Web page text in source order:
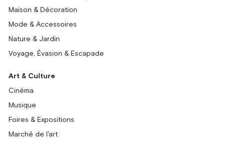
Maison & Décoration
Mode & Accessoires
Nature & Jardin
Voyage, Évasion & Escapade
Art & Culture
Cinéma
Musique
Foires & Expositions
Marché de l'art